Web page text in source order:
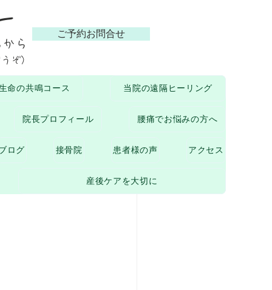
ご予約お問合せ
ら
ぞ）
命の共鳴コース 当院の遠隔ヒーリング
院長プロフィール 腰痛でお悩みの方へ
ログ 接骨院 患者様の声 アクセス
産後ケアを大切に